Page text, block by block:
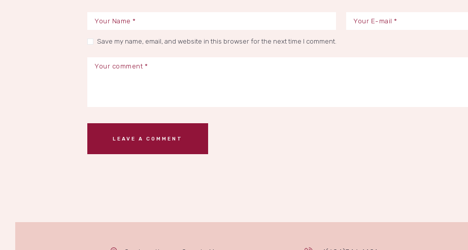
Save my name, email, and website in this browser for the next time I comment.